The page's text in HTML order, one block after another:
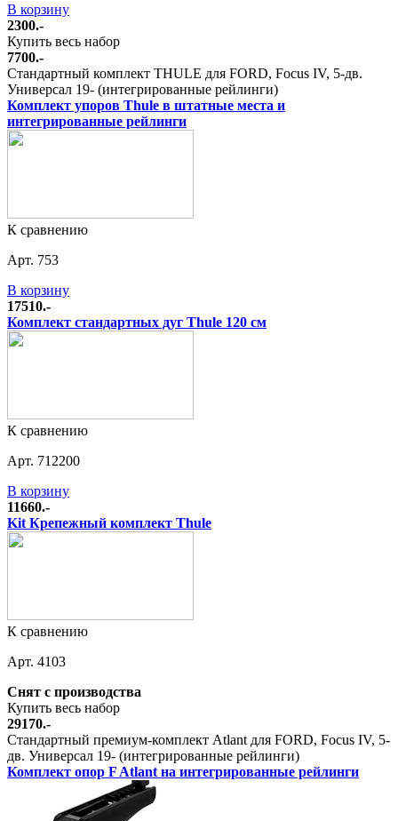
В корзину
2300.-
Купить весь набор
7700.-
Стандартный комплект THULE для FORD, Focus IV, 5-дв.
Универсал 19- (интегрированные рейлинги)
Комплект упоров Thule в штатные места и
интегрированные рейлинги
К сравнению
Арт. 753
В корзину
17510.-
Комплект стандартных дуг Thule 120 см
К сравнению
Арт. 712200
В корзину
11660.-
Kit Крепежный комплект Thule
К сравнению
Арт. 4103
Снят с производства
Купить весь набор
29170.-
Стандартный премиум-комплект Atlant для FORD, Focus IV, 5-
дв. Универсал 19- (интегрированные рейлинги)
Комплект опор F Atlant на интегрированные рейлинги